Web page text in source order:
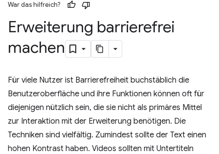
War das hilfreich?
Erweiterung barrierefrei
machen
Für viele Nutzer ist Barrierefreiheit buchstäblich die
Benutzeroberfläche und ihre Funktionen können oft für
diejenigen nützlich sein, die sie nicht als primäres Mittel
zur Interaktion mit der Erweiterung benötigen. Die
Techniken sind vielfältig. Zumindest sollte der Text einen
hohen Kontrast haben. Videos sollten mit Untertiteln